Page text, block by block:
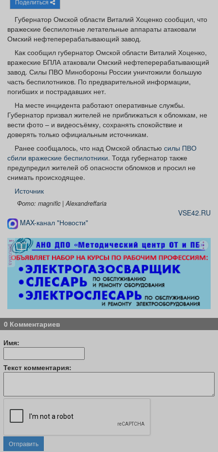
Афиша
Товары Поздравления Погода
ТВ программа Я - пенсионер
Поделиться
Губернатор Омской области Виталий Хоценко сообщил, что
вражеские беспилотные летательные аппараты атаковали
Омский нефтеперерабатывающий завод.
Как сообщил губернатор Омской области Виталий Хоценко,
вражеские БПЛА атаковали Омский нефтеперерабатывающий
завод. Силы ПВО Минобороны России уничтожили большую
часть беспилотников. По предварительной информации,
погибших и пострадавших нет.
На месте инцидента работают оперативные службы.
Губернатор призвал жителей не приближаться к обломкам, не
вести фото – и видеосъёмку, сохранять спокойствие и
доверять только официальным источникам.
Ранее сообщалось, что над Омской областью силы ПВО
сбили вражеские беспилотники. Тогда губернатор также
предупредил жителей об опасности обломков и просил не
снимать происходящее.
Источник
Фото: magnific | Alexandreffaria
VSE42.RU
MAX-канал "Новости"
реклама
0 Комментариев
Имя:
Текст комментария:
Отправить